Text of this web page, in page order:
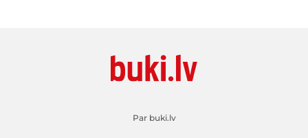
Par buki.lv